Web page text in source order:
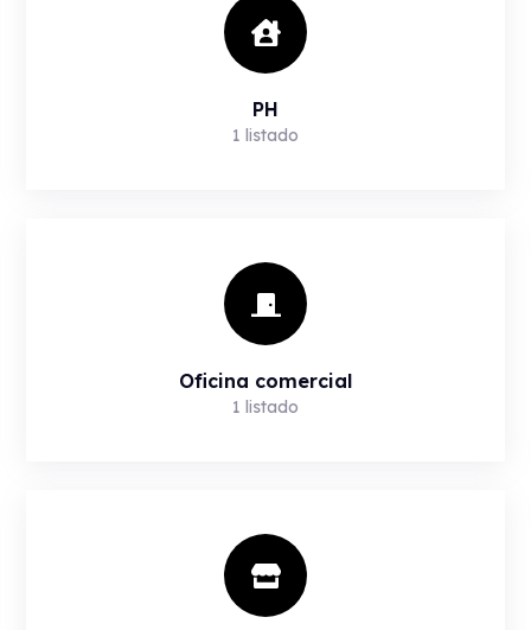
PH
1 listado
Oficina comercial
1 listado